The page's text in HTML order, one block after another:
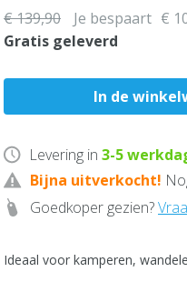
€ 139,90 Je bespaart €
Gratis geleverd
Levering in 3-5
Bijna uitverkocht!
Goedkoper gezien?
Ideaal voor kamperen,